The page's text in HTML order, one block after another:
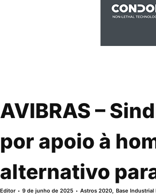
AVIBRAS –
por apoio à
alternativo
Editor 9 de junho de 2025 Astros 2020,Base Industrial